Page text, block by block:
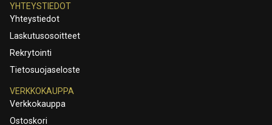
YHTEYSTIEDOT
Yhteystiedot
Laskutusosoitteet
Rekrytointi
Tietosuojaseloste
VERKKOKAUPPA
Verkkokauppa
Ostoskori